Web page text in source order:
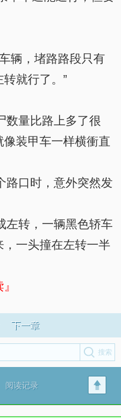
辆，堵路路段只有
就行了。”
量比路上多了很
装甲车一样横衝直
口时，意外突然发
转，一辆黑色轿车
一头撞在左转一半
下一章
阅读记录